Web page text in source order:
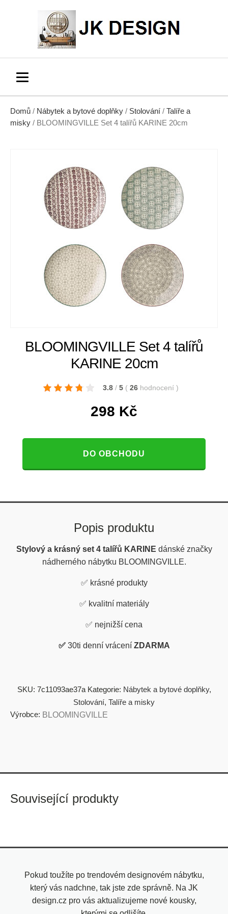
Domů / Nábytek a bytové doplňky / Stolování / Talíře a
misky / BLOOMINGVILLE Set 4 talířů KARINE 20cm
BLOOMINGVILLE Set 4 talířů
KARINE 20cm
3.8 / 5 ( 26 hodnocení )
298 Kč
DO OBCHODU
Popis produktu
Stylový a krásný set 4 talířů KARINE dánské značky
nádherného nábytku BLOOMINGVILLE.
✅ krásné produkty
✅ kvalitní materiály
✅ nejnižší cena
✅ 30ti denní vrácení ZDARMA
SKU: 7c11093ae37a Kategorie: Nábytek a bytové doplňky,
Stolování, Talíře a misky
Výrobce: BLOOMINGVILLE
Související produkty
Pokud toužíte po trendovém designovém nábytku,
který vás nadchne, tak jste zde správně. Na JK
design.cz pro vás aktualizujeme nové kousky,